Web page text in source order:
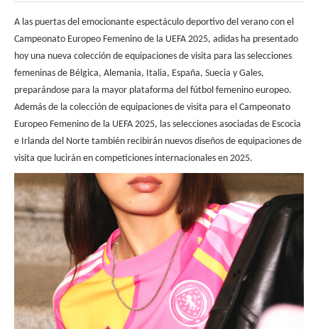
A las puertas del emocionante espectáculo deportivo del verano con el
Campeonato Europeo Femenino de la UEFA 2025, adidas ha presentado
hoy una nueva colección de equipaciones de visita para las selecciones
femeninas de Bélgica, Alemania, Italia, España, Suecia y Gales,
preparándose para la mayor plataforma del fútbol femenino europeo.
Además de la colección de equipaciones de visita para el Campeonato
Europeo Femenino de la UEFA 2025, las selecciones asociadas de Escocia
e Irlanda del Norte también recibirán nuevos diseños de equipaciones de
visita que lucirán en competiciones internacionales en 2025.